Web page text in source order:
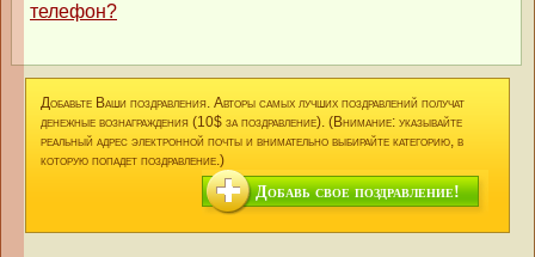
телефон?
Добавьте Ваши поздравления. Авторы самых лучших поздравлений получат
денежные вознаграждения (10$ за поздравление). (Внимание: указывайте
реальный адрес электронной почты и внимательно выбирайте категорию, в
которую попадет поздравление.)
Добавь свое поздравление!